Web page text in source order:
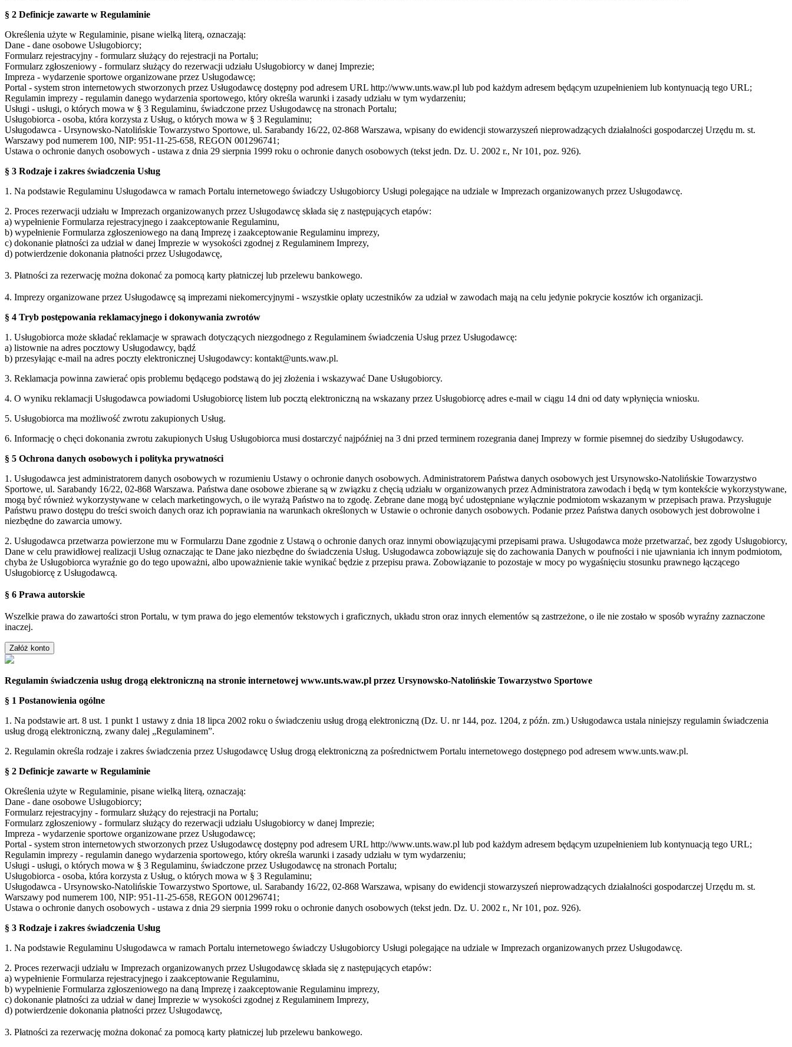
§ 2 Definicje zawarte w Regulaminie
Określenia użyte w Regulaminie, pisane wielką literą, oznaczają:
Dane - dane osobowe Usługobiorcy;
Formularz rejestracyjny - formularz służący do rejestracji na Portalu;
Formularz zgłoszeniowy - formularz służący do rezerwacji udziału Usługobiorcy w danej Imprezie;
Impreza - wydarzenie sportowe organizowane przez Usługodawcę;
Portal - system stron internetowych stworzonych przez Usługodawcę dostępny pod adresem URL http://www.unts.waw.pl lub pod każdym adresem będącym uzupełnieniem lub kontynuacją tego URL;
Regulamin imprezy - regulamin danego wydarzenia sportowego, który określa warunki i zasady udziału w tym wydarzeniu;
Usługi - usługi, o których mowa w § 3 Regulaminu, świadczone przez Usługodawcę na stronach Portalu;
Usługobiorca - osoba, która korzysta z Usług, o których mowa w § 3 Regulaminu;
Usługodawca - Ursynowsko-Natolińskie Towarzystwo Sportowe, ul. Sarabandy 16/22, 02-868 Warszawa, wpisany do ewidencji stowarzyszeń nieprowadzących działalności gospodarczej Urzędu m. st.
Warszawy pod numerem 100, NIP: 951-11-25-658, REGON 001296741;
Ustawa o ochronie danych osobowych - ustawa z dnia 29 sierpnia 1999 roku o ochronie danych osobowych (tekst jedn. Dz. U. 2002 r., Nr 101, poz. 926).
§ 3 Rodzaje i zakres świadczenia Usług
1. Na podstawie Regulaminu Usługodawca w ramach Portalu internetowego świadczy Usługobiorcy Usługi polegające na udziale w Imprezach organizowanych przez Usługodawcę.
2. Proces rezerwacji udziału w Imprezach organizowanych przez Usługodawcę składa się z następujących etapów:
a) wypełnienie Formularza rejestracyjnego i zaakceptowanie Regulaminu,
b) wypełnienie Formularza zgłoszeniowego na daną Imprezę i zaakceptowanie Regulaminu imprezy,
c) dokonanie płatności za udział w danej Imprezie w wysokości zgodnej z Regulaminem Imprezy,
d) potwierdzenie dokonania płatności przez Usługodawcę,
3. Płatności za rezerwację można dokonać za pomocą karty płatniczej lub przelewu bankowego.
4. Imprezy organizowane przez Usługodawcę są imprezami niekomercyjnymi - wszystkie opłaty uczestników za udział w zawodach mają na celu jedynie pokrycie kosztów ich organizacji.
§ 4 Tryb postępowania reklamacyjnego i dokonywania zwrotów
1. Usługobiorca może składać reklamacje w sprawach dotyczących niezgodnego z Regulaminem świadczenia Usług przez Usługodawcę:
a) listownie na adres pocztowy Usługodawcy, bądź
b) przesyłając e-mail na adres poczty elektronicznej Usługodawcy: kontakt@unts.waw.pl.
3. Reklamacja powinna zawierać opis problemu będącego podstawą do jej złożenia i wskazywać Dane Usługobiorcy.
4. O wyniku reklamacji Usługodawca powiadomi Usługobiorcę listem lub pocztą elektroniczną na wskazany przez Usługobiorcę adres e-mail w ciągu 14 dni od daty wpłynięcia wniosku.
5. Usługobiorca ma możliwość zwrotu zakupionych Usług.
6. Informację o chęci dokonania zwrotu zakupionych Usług Usługobiorca musi dostarczyć najpóźniej na 3 dni przed terminem rozegrania danej Imprezy w formie pisemnej do siedziby Usługodawcy.
§ 5 Ochrona danych osobowych i polityka prywatności
1. Usługodawca jest administratorem danych osobowych w rozumieniu Ustawy o ochronie danych osobowych. Administratorem Państwa danych osobowych jest Ursynowsko-Natolińskie Towarzystwo
Sportowe, ul. Sarabandy 16/22, 02-868 Warszawa. Państwa dane osobowe zbierane są w związku z chęcią udziału w organizowanych przez Administratora zawodach i będą w tym kontekście wykorzystywane,
mogą być również wykorzystywane w celach marketingowych, o ile wyrażą Państwo na to zgodę. Zebrane dane mogą być udostępniane wyłącznie podmiotom wskazanym w przepisach prawa. Przysługuje
Państwu prawo dostępu do treści swoich danych oraz ich poprawiania na warunkach określonych w Ustawie o ochronie danych osobowych. Podanie przez Państwa danych osobowych jest dobrowolne i
niezbędne do zawarcia umowy.
2. Usługodawca przetwarza powierzone mu w Formularzu Dane zgodnie z Ustawą o ochronie danych oraz innymi obowiązującymi przepisami prawa. Usługodawca może przetwarzać, bez zgody Usługobiorcy,
Dane w celu prawidłowej realizacji Usług oznaczając te Dane jako niezbędne do świadczenia Usług. Usługodawca zobowiązuje się do zachowania Danych w poufności i nie ujawniania ich innym podmiotom,
chyba że Usługobiorca wyraźnie go do tego upoważni, albo upoważnienie takie wynikać będzie z przepisu prawa. Zobowiązanie to pozostaje w mocy po wygaśnięciu stosunku prawnego łączącego
Usługobiorcę z Usługodawcą.
§ 6 Prawa autorskie
Wszelkie prawa do zawartości stron Portalu, w tym prawa do jego elementów tekstowych i graficznych, układu stron oraz innych elementów są zastrzeżone, o ile nie zostało w sposób wyraźny zaznaczone
inaczej.
Regulamin świadczenia usług drogą elektroniczną na stronie internetowej www.unts.waw.pl przez Ursynowsko-Natolińskie Towarzystwo Sportowe
§ 1 Postanowienia ogólne
1. Na podstawie art. 8 ust. 1 punkt 1 ustawy z dnia 18 lipca 2002 roku o świadczeniu usług drogą elektroniczną (Dz. U. nr 144, poz. 1204, z późn. zm.) Usługodawca ustala niniejszy regulamin świadczenia
usług drogą elektroniczną, zwany dalej „Regulaminem”.
2. Regulamin określa rodzaje i zakres świadczenia przez Usługodawcę Usług drogą elektroniczną za pośrednictwem Portalu internetowego dostępnego pod adresem www.unts.waw.pl.
§ 2 Definicje zawarte w Regulaminie
Określenia użyte w Regulaminie, pisane wielką literą, oznaczają:
Dane - dane osobowe Usługobiorcy;
Formularz rejestracyjny - formularz służący do rejestracji na Portalu;
Formularz zgłoszeniowy - formularz służący do rezerwacji udziału Usługobiorcy w danej Imprezie;
Impreza - wydarzenie sportowe organizowane przez Usługodawcę;
Portal - system stron internetowych stworzonych przez Usługodawcę dostępny pod adresem URL http://www.unts.waw.pl lub pod każdym adresem będącym uzupełnieniem lub kontynuacją tego URL;
Regulamin imprezy - regulamin danego wydarzenia sportowego, który określa warunki i zasady udziału w tym wydarzeniu;
Usługi - usługi, o których mowa w § 3 Regulaminu, świadczone przez Usługodawcę na stronach Portalu;
Usługobiorca - osoba, która korzysta z Usług, o których mowa w § 3 Regulaminu;
Usługodawca - Ursynowsko-Natolińskie Towarzystwo Sportowe, ul. Sarabandy 16/22, 02-868 Warszawa, wpisany do ewidencji stowarzyszeń nieprowadzących działalności gospodarczej Urzędu m. st.
Warszawy pod numerem 100, NIP: 951-11-25-658, REGON 001296741;
Ustawa o ochronie danych osobowych - ustawa z dnia 29 sierpnia 1999 roku o ochronie danych osobowych (tekst jedn. Dz. U. 2002 r., Nr 101, poz. 926).
§ 3 Rodzaje i zakres świadczenia Usług
1. Na podstawie Regulaminu Usługodawca w ramach Portalu internetowego świadczy Usługobiorcy Usługi polegające na udziale w Imprezach organizowanych przez Usługodawcę.
2. Proces rezerwacji udziału w Imprezach organizowanych przez Usługodawcę składa się z następujących etapów:
a) wypełnienie Formularza rejestracyjnego i zaakceptowanie Regulaminu,
b) wypełnienie Formularza zgłoszeniowego na daną Imprezę i zaakceptowanie Regulaminu imprezy,
c) dokonanie płatności za udział w danej Imprezie w wysokości zgodnej z Regulaminem Imprezy,
d) potwierdzenie dokonania płatności przez Usługodawcę,
3. Płatności za rezerwację można dokonać za pomocą karty płatniczej lub przelewu bankowego.